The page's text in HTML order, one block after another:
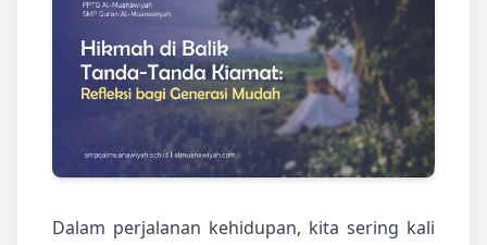
Dalam perjalanan kehidupan, kita sering kali